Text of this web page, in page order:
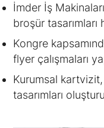
İmder İş
broşür tasarımları
Kongre
flyer çalışmaları
Kurumsal
tasarımları